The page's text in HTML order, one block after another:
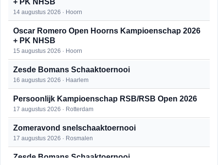
14 augustus 2026 · Hoorn
Oscar Romero Open Hoorns Kampioenschap 2026
+ PK NHSB
15 augustus 2026 · Hoorn
Zesde Bomans Schaaktoernooi
16 augustus 2026 · Haarlem
Persoonlijk Kampioenschap RSB/RSB Open 2026
17 augustus 2026 · Rotterdam
Zomeravond snelschaaktoernooi
17 augustus 2026 · Rosmalen
Zesde Bomans Schaaktoernooi